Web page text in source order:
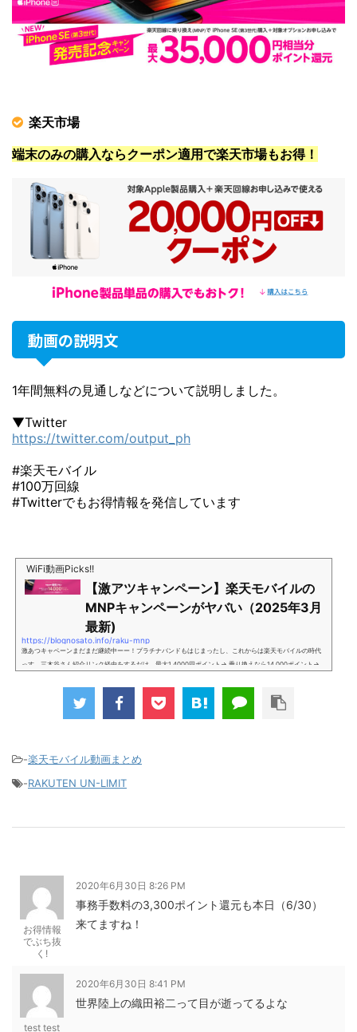
楽天市場
端末のみの購入ならクーポン適用で楽天市場もお得！
動画の説明文
1年間無料の見通しなどについて説明しました。
▼Twitter
https://twitter.com/output_ph
#楽天モバイル
#100万回線
#Twitterでもお得情報を発信しています
WiFi動画Picks!!
【激アツキャンペーン】楽天モバイルの
MNPキャンペーンがヤバい（2025年3月
最新)
https://blognosato.info/raku-mnp
激あつキャペーンまだまだ継続中ーー！プラチナバンドもはじまったし、これからは楽天モバイルの時代
っす。三木谷さん紹介リンク経由をするだけ。最大1,4000円ポイント→ 乗り換えなら14,000ポイント→
け」とも思えるポイントばら撒きキャンペーンを発動してきました。■キャンペーン概要三木谷社長の特
別招待ページから楽天モバイ...
-楽天モバイル動画まとめ
-RAKUTEN UN-LIMIT
お得情報
でぶち抜
く!
2020年6月30日 8:26 PM
事務手数料の3,300ポイント還元も本日（6/30）
来てますね！
test test
2020年6月30日 8:41 PM
世界陸上の織田裕二って目が逝ってるよな